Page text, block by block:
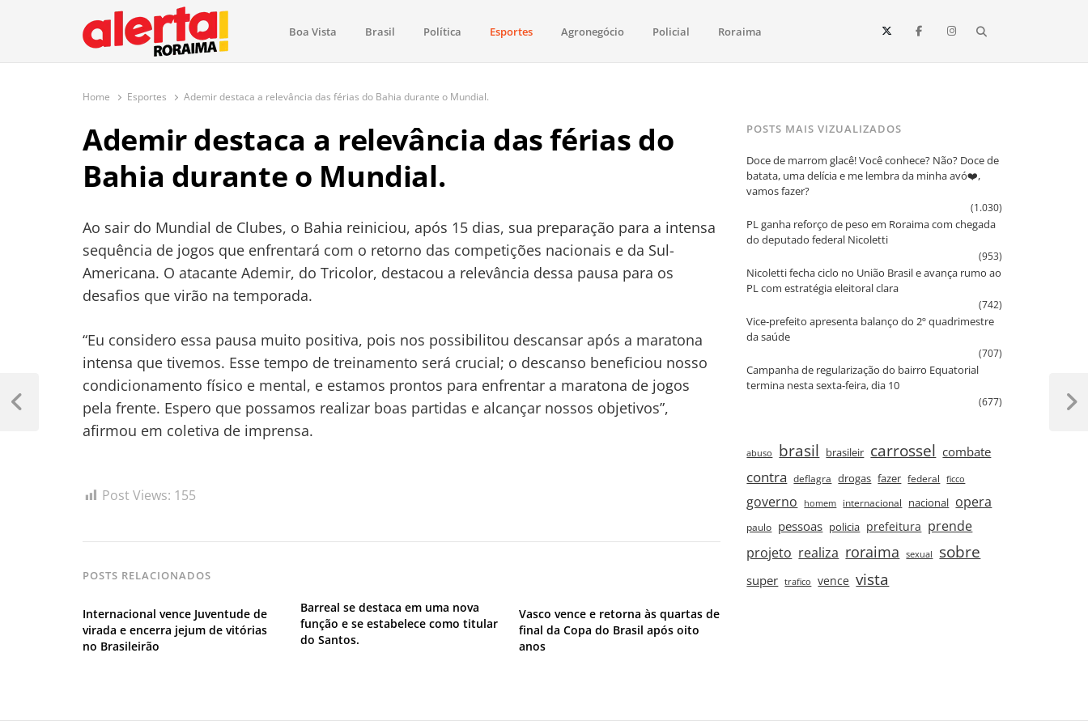
O maior portal de notícias de Roraima
O Alerta Roraima é seu portal de notícias completo sobre política, saúde, esportes, economia e os principais acontecimentos de Boa Vista e todo o estado de Roraima. Fique sempre informado
Boa Vista Brasil Política Esportes Agronegócio Policial Roraima
Home Esportes Ademir destaca a relevância das férias do Bahia durante o Mundial.
Ademir destaca a relevância das férias do
Bahia durante o Mundial.
Ao sair do Mundial de Clubes, o Bahia reiniciou, após 15 dias, sua preparação para a intensa
sequência de jogos que enfrentará com o retorno das competições nacionais e da Sul-
Americana. O atacante Ademir, do Tricolor, destacou a relevância dessa pausa para os
desafios que virão na temporada.
“Eu considero essa pausa muito positiva, pois nos possibilitou descansar após a maratona
intensa que tivemos. Esse tempo de treinamento será crucial; o descanso beneficiou nosso
condicionamento físico e mental, e estamos prontos para enfrentar a maratona de jogos
pela frente. Espero que possamos realizar boas partidas e alcançar nossos objetivos”,
afirmou em coletiva de imprensa.
Post Views: 155
POSTS RELACIONADOS
Internacional vence Juventude de
virada e encerra jejum de vitórias
no Brasileirão
Barreal se destaca em uma nova
função e se estabelece como titular
do Santos.
Vasco vence e retorna às quartas de
final da Copa do Brasil após oito
anos
Navegação
de
Previous
Next
POSTS MAIS VIZUALIZADOS
Doce de marrom glacê! Você conhece? Não? Doce de
batata, uma delícia e me lembra da minha avó❤️,
vamos fazer?
(1.030)
PL ganha reforço de peso em Roraima com chegada
do deputado federal Nicoletti
(953)
Nicoletti fecha ciclo no União Brasil e avança rumo ao
PL com estratégia eleitoral clara
(742)
Vice‑prefeito apresenta balanço do 2º quadrimestre
da saúde
(707)
Campanha de regularização do bairro Equatorial
termina nesta sexta‑feira, dia 10
(677)
abuso brasil brasileir carrossel combate
contra deflagra drogas fazer federal ficco
governo homem internacional nacional opera
paulo pessoas policia prefeitura prende
projeto realiza roraima sexual sobre
super trafico vence vista